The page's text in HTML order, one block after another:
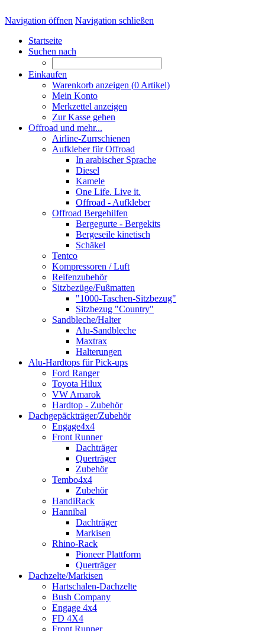
Navigation öffnen Navigation schließen
Startseite
Suchen nach
Einkaufen
Warenkorb anzeigen (0 Artikel)
Mein Konto
Merkzettel anzeigen
Zur Kasse gehen
Offroad und mehr...
Airline-Zurrschienen
Aufkleber für Offroad
In arabischer Sprache
Diesel
Kamele
One Life. Live it.
Offroad - Aufkleber
Offroad Bergehilfen
Bergegurte - Bergekits
Bergeseile kinetisch
Schäkel
Tentco
Kompressoren / Luft
Reifenzubehör
Sitzbezüge/Fußmatten
"1000-Taschen-Sitzbezug"
Sitzbezug "Country"
Sandbleche/Halter
Alu-Sandbleche
Maxtrax
Halterungen
Alu-Hardtops für Pick-ups
Ford Ranger
Toyota Hilux
VW Amarok
Hardtop - Zubehör
Dachgepäckträger/Zubehör
Engage4x4
Front Runner
Dachträger
Querträger
Zubehör
Tembo4x4
Zubehör
HandiRack
Hannibal
Dachträger
Markisen
Rhino-Rack
Pioneer Plattform
Querträger
Dachzelte/Markisen
Hartschalen-Dachzelte
Bush Company
Engage 4x4
FD 4X4
Front Runner